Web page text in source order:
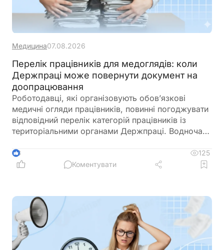
Медицина07.08.2026
Перелік працівників для медоглядів: коли
Держпраці може повернути документ на
доопрацювання
Роботодавці, які організовують обов’язкові
медичні огляди працівників, повинні погоджувати
відповідний перелік категорій працівників із
територіальними органами Держпраці. Водночас
відмовити у погодженні такого переліку, але має
право перевірити його відповідність
підтверджують необхідність медоглядів або
перелік складено неповно, документ можуть
повернути роботодавцю на доопрацювання із
зауваженнями
3
125
Коментувати